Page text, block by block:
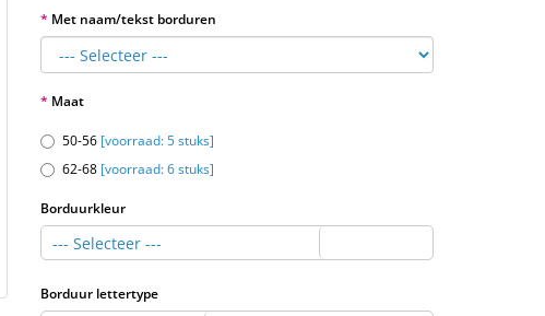
Met naam/tekst borduren
Maat
50-56 [voorraad: 5 stuks]
62-68 [voorraad: 6 stuks]
Borduurkleur
--- Selecteer ---
Borduur lettertype